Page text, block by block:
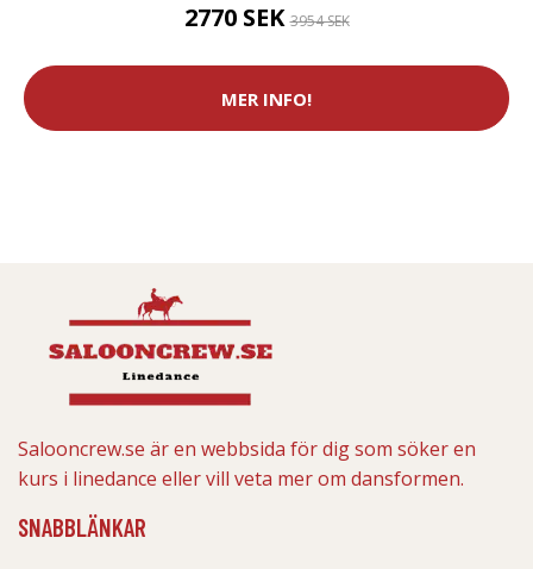
2770 SEK3954 SEK
MER INFO!
Salooncrew.se är en webbsida för dig som söker en
kurs i linedance eller vill veta mer om dansformen.
SNABBLÄNKAR